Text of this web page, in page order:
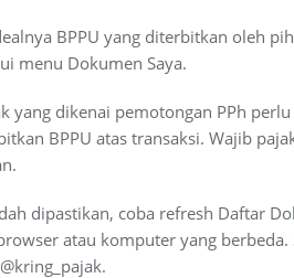
BPPU yang diterbitkan oleh
menu Dokumen Saya.
yang dikenai pemotongan PPh
BPPU atas transaksi. Wajib
dipastikan, coba refresh Daftar
atau komputer yang berbeda.